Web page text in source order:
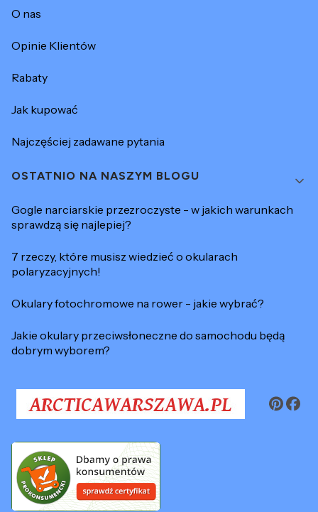
O nas
Opinie Klientów
Rabaty
Jak kupować
Najczęściej zadawane pytania
OSTATNIO NA NASZYM BLOGU
Gogle narciarskie przezroczyste - w jakich warunkach
sprawdzą się najlepiej?
7 rzeczy, które musisz wiedzieć o okularach
polaryzacyjnych!
Okulary fotochromowe na rower - jakie wybrać?
Jakie okulary przeciwsłoneczne do samochodu będą
dobrym wyborem?